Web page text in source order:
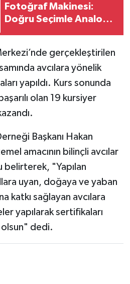
Fotoğraf Makinesi:
Doğru Seçimle Analog
gerçekleştirilen
avcılara yönelik
yapıldı. Kurs sonunda
olan 19 kursiyer
Başkanı Hakan
amacının bilinçli avcılar
"Yapılan
uyan, doğaya ve yaban
katkı sağlayan avcılara
yapılarak sertifikaları
olsun" dedi.